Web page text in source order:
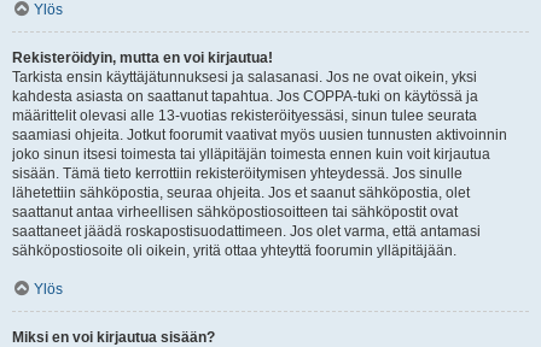
Ylös
Rekisteröidyin, mutta en voi kirjautua!
Tarkista ensin käyttäjätunnuksesi ja salasanasi. Jos ne ovat oikein, yksi
kahdesta asiasta on saattanut tapahtua. Jos COPPA-tuki on käytössä ja
määrittelit olevasi alle 13-vuotias rekisteröityessäsi, sinun tulee seurata
saamiasi ohjeita. Jotkut foorumit vaativat myös uusien tunnusten aktivoinnin
joko sinun itsesi toimesta tai ylläpitäjän toimesta ennen kuin voit kirjautua
sisään. Tämä tieto kerrottiin rekisteröitymisen yhteydessä. Jos sinulle
lähetettiin sähköpostia, seuraa ohjeita. Jos et saanut sähköpostia, olet
saattanut antaa virheellisen sähköpostiosoitteen tai sähköpostit ovat
saattaneet jäädä roskapostisuodattimeen. Jos olet varma, että antamasi
sähköpostiosoite oli oikein, yritä ottaa yhteyttä foorumin ylläpitäjään.
Ylös
Miksi en voi kirjautua sisään?